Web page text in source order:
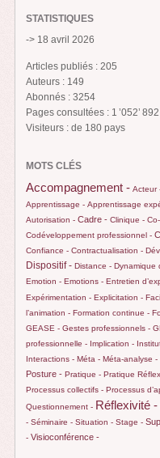
STATISTIQUES
-> 18 avril 2026
Articles publiés : 205
Auteurs : 149
Abonnés : 3254
Pages consultées : 1 ’052’ 892
Visiteurs : de 180 pays
MOTS CLÉS
Accompagnement - Acteur
Apprentissage - Apprentissage
Autorisation - Cadre - Clinique -
Codéveloppement professionnel -
Confiance - Contractualisation -
Dispositif - Distance - Dynamique
Emotion - Emotions - Entretien
Expérimentation - Explicitation -
l’animation - Formation continue -
GEASE - Gestes professionnels -
professionnelle - Implication -
Interactions - Méta - Méta-analyse -
Posture - Pratique - Pratique
Processus collectifs - Processus
Questionnement - Réflexivité -
- Séminaire - Situation - Stage -
- Visioconférence -